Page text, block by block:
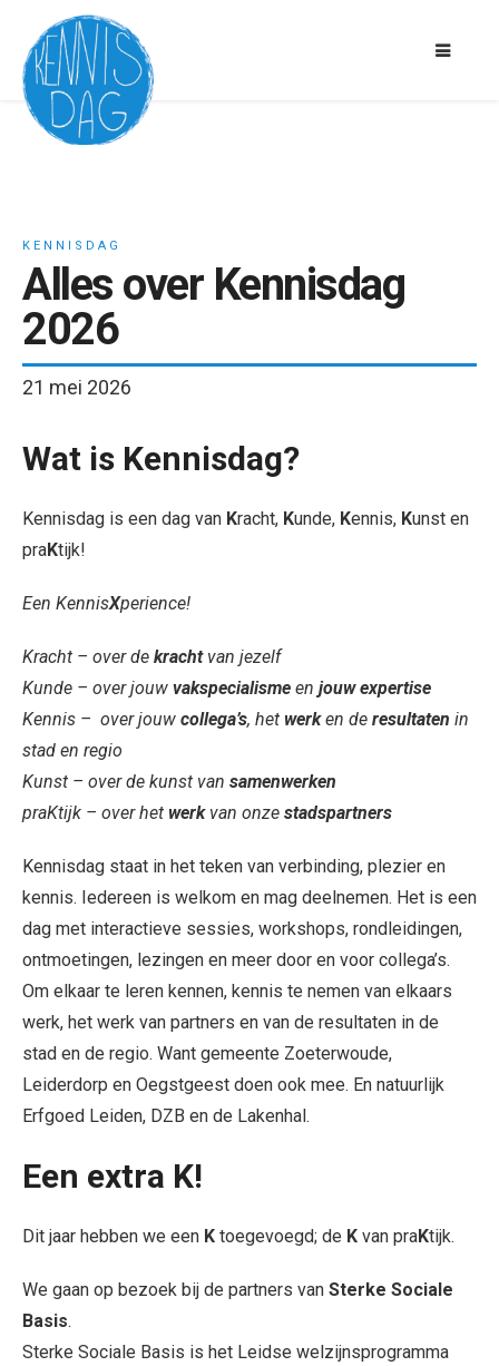
KENNISDAG
Alles over Kennisdag
2026
21 mei 2026
Wat is Kennisdag?
Kennisdag is een dag van Kracht, Kunde, Kennis, Kunst en
praKtijk!
Een KennisXperience!
Kracht – over de kracht van jezelf
Kunde – over jouw vakspecialisme en jouw expertise
Kennis – over jouw collega’s, het werken de resultaten in
stad en regio
Kunst – over de kunst van samenwerken
praKtijk – over het werk van onze stadspartners
Kennisdag staat in het teken van verbinding, plezier en
kennis. Iedereen is welkom en mag deelnemen. Het is een
dag met interactieve sessies, workshops, rondleidingen,
ontmoetingen, lezingen en meer door en voor collega’s.
Om elkaar te leren kennen, kennis te nemen van elkaars
werk, het werk van partners en van de resultaten in de
stad en de regio. Want gemeente Zoeterwoude,
Leiderdorp en Oegstgeest doen ook mee. En natuurlijk
Erfgoed Leiden, DZB en de Lakenhal.
Een extra K!
Dit jaar hebben we een K toegevoegd; de K van praKtijk.
We gaan op bezoek bij de partners van Sterke Sociale
Basis.
Sterke Sociale Basis is het Leidse welzijnsprogramma